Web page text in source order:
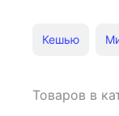
Кешью
Товаров в